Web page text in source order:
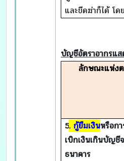
และขีดฆ่าก็ได้ โ
บัญชีอัตราอากรแ
ลักษณะแห่งต
5. กู้ยืมเงินหรือก
เบิกเงินเกินบัญชี
ธนาคาร